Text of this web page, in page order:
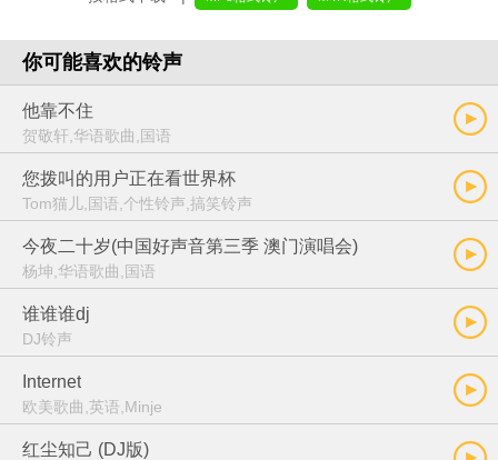
你可能喜欢的铃声
他靠不住
贺敬轩,华语歌曲,国语
您拨叫的用户正在看世界杯
Tom猫儿,国语,个性铃声,搞笑铃声
今夜二十岁(中国好声音第三季 澳门演唱会)
杨坤,华语歌曲,国语
谁谁谁dj
DJ铃声
Internet
欧美歌曲,英语,Minje
红尘知己 (DJ版)